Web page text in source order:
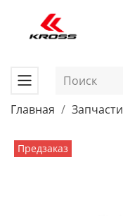
Главная Запчасти
Предзаказ